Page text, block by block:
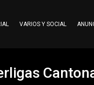
VARIOS Y SOCIAL